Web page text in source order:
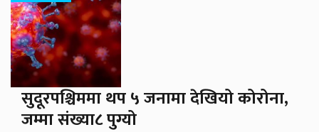
सुदूरपश्चिममा थप ५ जनामा देखियो कोरोना,
जम्मा संख्या८ पुग्यो